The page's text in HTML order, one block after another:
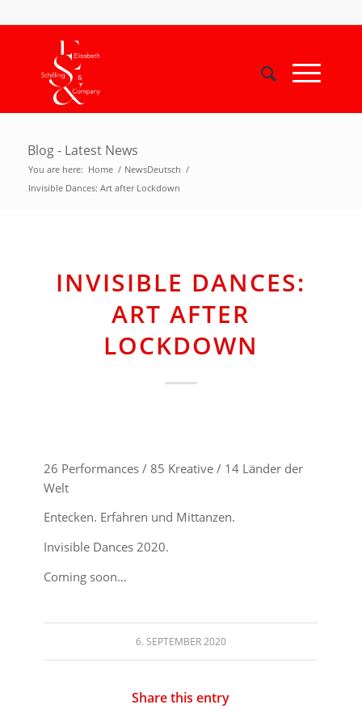
Blog - Latest News
You are here: Home / NewsDeutsch /
Invisible Dances: Art after Lockdown
INVISIBLE DANCES:
ART AFTER
LOCKDOWN
26 Performances / 85 Kreative / 14 Länder der
Welt
Entecken. Erfahren und Mittanzen.
Invisible Dances 2020.
Coming soon…
6. SEPTEMBER 2020
Share this entry